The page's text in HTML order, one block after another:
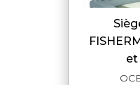
siège de pêche
et